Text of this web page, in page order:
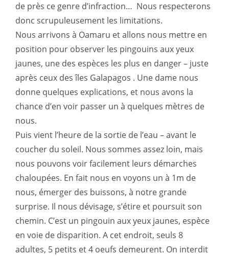
de près ce genre d’infraction… Nous respecterons
donc scrupuleusement les limitations.
Nous arrivons à Oamaru et allons nous mettre en
position pour observer les pingouins aux yeux
jaunes, une des espèces les plus en danger – juste
après ceux des îles Galapagos . Une dame nous
donne quelques explications, et nous avons la
chance d’en voir passer un à quelques mètres de
nous.
Puis vient l’heure de la sortie de l’eau – avant le
coucher du soleil. Nous sommes assez loin, mais
nous pouvons voir facilement leurs démarches
chaloupées. En fait nous en voyons un à 1m de
nous, émerger des buissons, à notre grande
surprise. Il nous dévisage, s’étire et poursuit son
chemin. C’est un pingouin aux yeux jaunes, espèce
en voie de disparition. A cet endroit, seuls 8
adultes, 5 petits et 4 oeufs demeurent. On interdit